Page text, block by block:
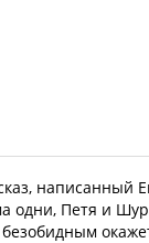
написанный
одни, Петя и